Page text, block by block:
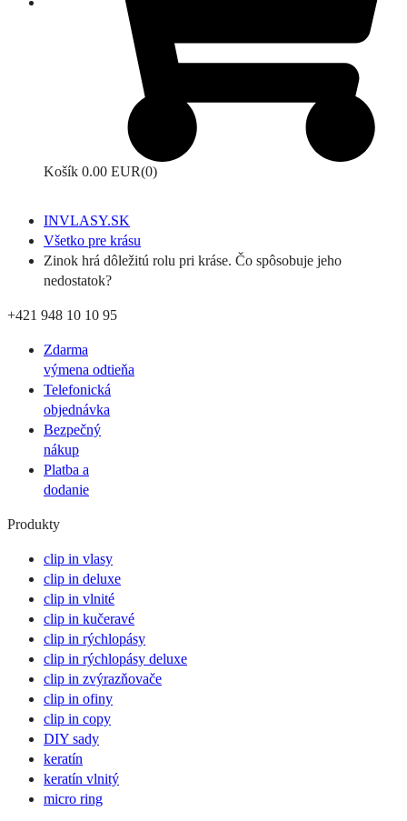
Košík 0.00 EUR(0)
INVLASY.SK
Všetko pre krásu
Zinok hrá dôležitú rolu pri kráse. Čo spôsobuje jeho
nedostatok?
+421 948 10 10 95
Zdarma
výmena odtieňa
Telefonická
objednávka
Bezpečný
nákup
Platba a
dodanie
Produkty
clip in vlasy
clip in deluxe
clip in vlnité
clip in kučeravé
clip in rýchlopásy
clip in rýchlopásy deluxe
clip in zvýrazňovače
clip in ofiny
clip in copy
DIY sady
keratín
keratín vlnitý
micro ring